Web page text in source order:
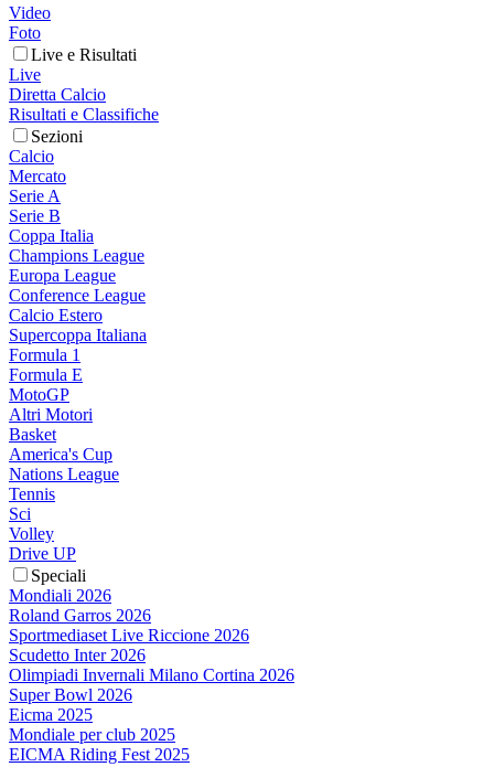
Video
Foto
Live e Risultati
Live
Diretta Calcio
Risultati e Classifiche
Sezioni
Calcio
Mercato
Serie A
Serie B
Coppa Italia
Champions League
Europa League
Conference League
Calcio Estero
Supercoppa Italiana
Formula 1
Formula E
MotoGP
Altri Motori
Basket
America's Cup
Nations League
Tennis
Sci
Volley
Drive UP
Speciali
Mondiali 2026
Roland Garros 2026
Sportmediaset Live Riccione 2026
Scudetto Inter 2026
Olimpiadi Invernali Milano Cortina 2026
Super Bowl 2026
Eicma 2025
Mondiale per club 2025
EICMA Riding Fest 2025